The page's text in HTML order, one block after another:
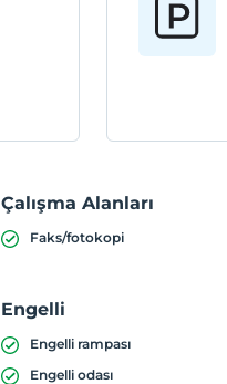
Çalışma Alanları
Faks/fotokopi
Engelli
Engelli rampası
Engelli odası